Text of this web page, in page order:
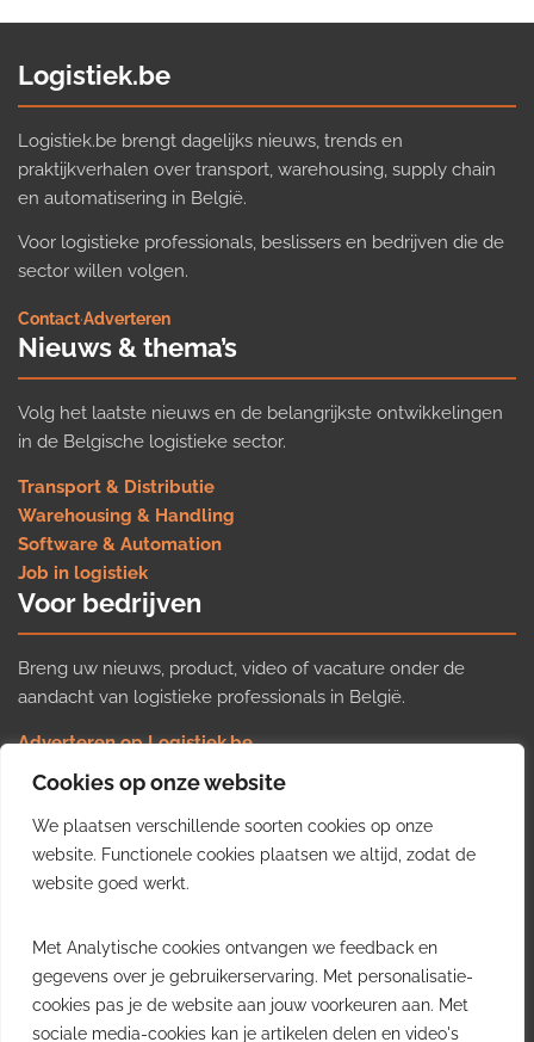
Cookies op onze website
We plaatsen verschillende soorten cookies op onze
website. Functionele cookies plaatsen we altijd, zodat de
website goed werkt.
Met Analytische cookies ontvangen we feedback en
gegevens over je gebruikerservaring. Met personalisatie-
cookies pas je de website aan jouw voorkeuren aan. Met
sociale media-cookies kan je artikelen delen en video's
Logistiek.be
Logistiek.be brengt dagelijks nieuws, trends en
praktijkverhalen over transport, warehousing, supply chain
en automatisering in België.
Voor logistieke professionals, beslissers en bedrijven die de
sector willen volgen.
Contact·Adverteren
Nieuws & thema’s
Volg het laatste nieuws en de belangrijkste ontwikkelingen
in de Belgische logistieke sector.
Transport & Distributie
Warehousing & Handling
Software & Automation
Job in logistiek
Voor bedrijven
Breng uw nieuws, product, video of vacature onder de
aandacht van logistieke professionals in België.
Adverteren op Logistiek.be
Nieuws insturen
Uw video op Logistiek.TV
Job plaatsen
Gratis wekelijkse update
inzichten uit de Belgische logistieke sector in uw inbox.
Ontvang je gratis
wekelijkse update